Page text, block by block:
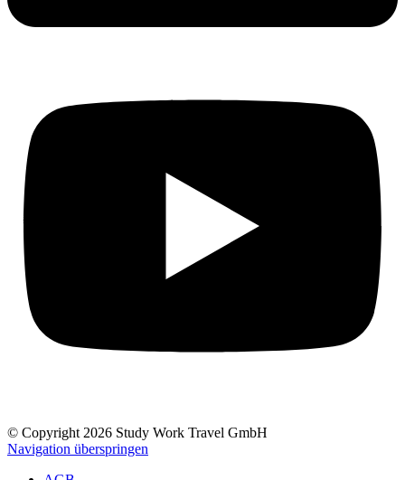
© Copyright 2026 Study Work Travel GmbH
Navigation überspringen